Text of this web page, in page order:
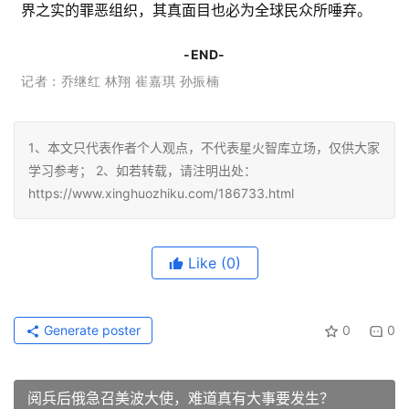
界之实的罪恶组织，其真面目也必为全球民众所唾弃。
-END-
记者：乔继红 林翔 崔嘉琪 孙振楠
1、本文只代表作者个人观点，不代表星火智库立场，仅供大家
学习参考； 2、如若转载，请注明出处：
https://www.xinghuozhiku.com/186733.html
Like (0)
0 0
Generate poster
阅兵后俄急召美波大使，难道真有大事要发生？